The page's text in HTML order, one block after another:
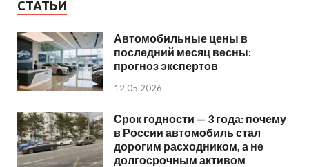
СТАТЬИ
Автомобильные цены в
последний месяц весны:
прогноз экспертов
12.05.2026
Срок годности — 3 года: почему
в России автомобиль стал
дорогим расходником, а не
долгосрочным активом